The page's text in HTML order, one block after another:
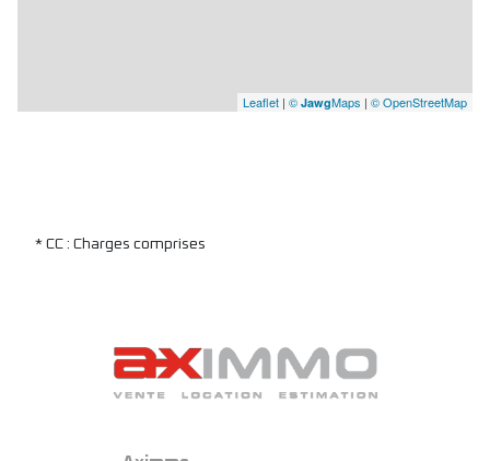
Leaflet | © JawgMaps | © OpenStreetMap
* CC : Charges comprises